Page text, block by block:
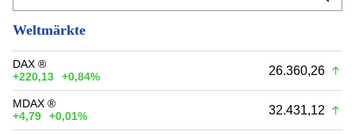
Weltmärkte
DAX ®
+220,13
+0,84% 26.360,26
MDAX ®
+4,79
+0,01% 32.431,12